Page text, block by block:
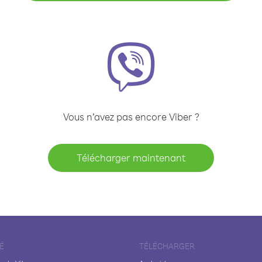
Vous n’avez pas encore Viber ?
Télécharger maintenant
TÉLÉCHARGER